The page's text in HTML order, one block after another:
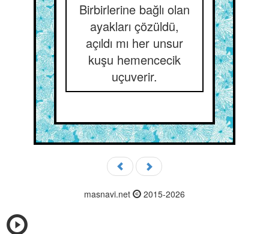
Birbirlerine bağlı olan
ayakları çözüldü,
açıldı mı her unsur
kuşu hemencecik
uçuverir.
masnavi.net 2015-2026